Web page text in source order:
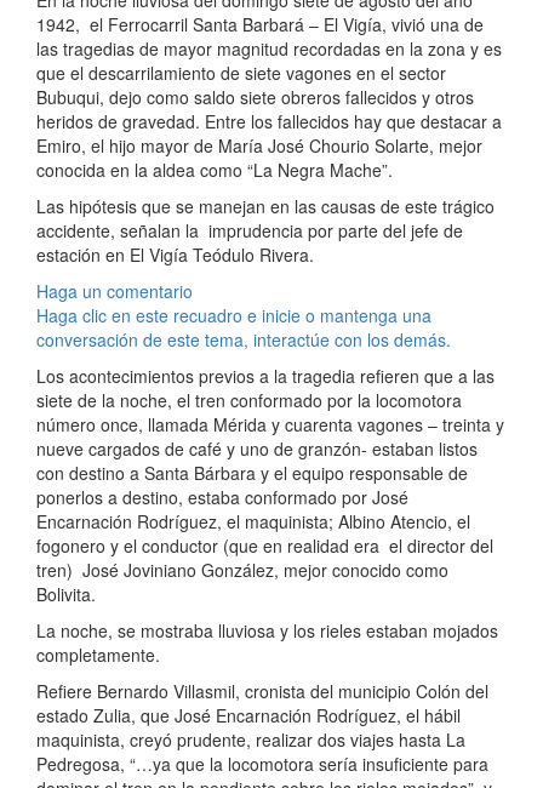
1942, el Ferrocarril Santa Barbará – El Vigía, vivió una de
las tragedias de mayor magnitud recordadas en la zona y es
que el descarrilamiento de siete vagones en el sector
Bubuqui, dejo como saldo siete obreros fallecidos y otros
heridos de gravedad. Entre los fallecidos hay que destacar a
Emiro, el hijo mayor de María José Chourio Solarte, mejor
conocida en la aldea como “La Negra Mache”.
Las hipótesis que se manejan en las causas de este trágico
accidente, señalan la imprudencia por parte del jefe de
estación en El Vigía Teódulo Rivera.
Haga un comentario
Haga clic en este recuadro e inicie o mantenga una
conversación de este tema, interactúe con los demás.
Los acontecimientos previos a la tragedia refieren que a las
siete de la noche, el tren conformado por la locomotora
número once, llamada Mérida y cuarenta vagones – treinta y
nueve cargados de café y uno de granzón- estaban listos
con destino a Santa Bárbara y el equipo responsable de
ponerlos a destino, estaba conformado por José
Encarnación Rodríguez, el maqui­nista; Albino Atencio, el
fogonero y el conductor (que en realidad era el director del
tren) José Jo­viniano González, mejor conocido como
Bolivita.
La noche, se mostraba lluviosa y los rieles estaban mojados
completamente.
Refiere Bernardo Villasmil, cronista del municipio Colón del
estado Zulia, que José Encarnación Rodríguez, el hábil
maquinista, creyó prudente, realizar dos viajes hasta La
Pedrego­sa, “…ya que la locomotora sería insuficiente para